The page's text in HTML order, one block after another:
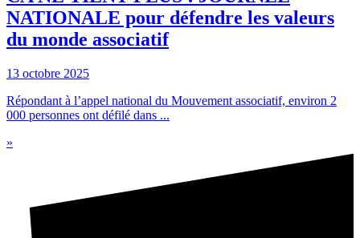
NATIONALE pour défendre les valeurs
du monde associatif
13 octobre 2025
Répondant à l’appel national du Mouvement associatif, environ 2
000 personnes ont défilé dans ...
»